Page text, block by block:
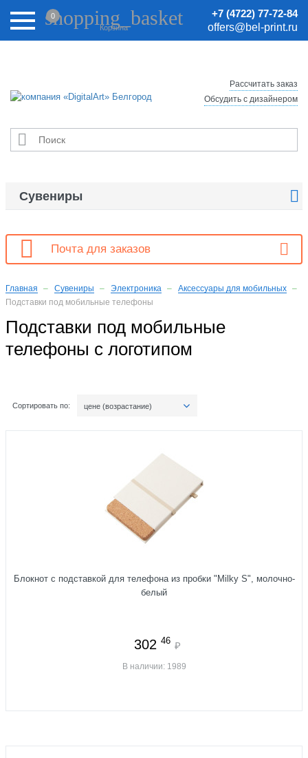
Внимание! Цены на сайте могут быть неактуальными.
Актуальные цены уточняйте у менеджеров.
+7 (4722) 77-72-84
offers@bel-print.ru
shopping_basket
Корзина
0

Рассчитать заказ
Обсудить с дизайнером
Сувениры 
 Почта для заказов
Главная Сувениры Электроника
Аксессуары для мобильных
Подставки под мобильные телефоны
Подставки под мобильные
телефоны с логотипом
Сортировать по: цене (возрастание)
Блокнот с подставкой для телефона из пробки "Milky S", молочно-
белый
302 46 ₽
В наличии: 1989